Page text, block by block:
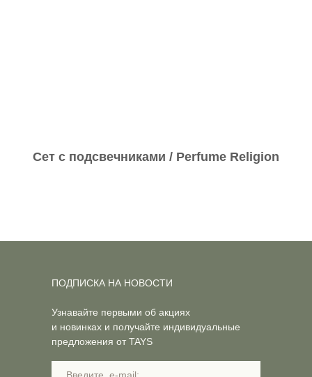
Сет с подсвечниками / Perfume Religion
Узнавайте первыми об акциях
и новинках и получайте индивидуальные
предложения от TAYS
ПОДПИСКА НА НОВОСТИ